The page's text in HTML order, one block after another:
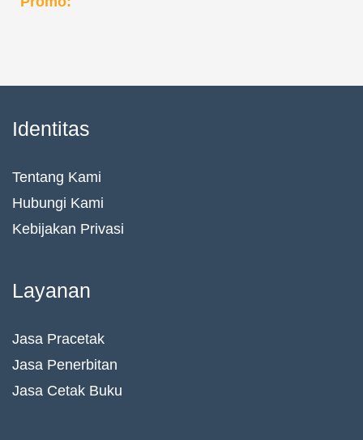
Identitas
Tentang Kami
Hubungi Kami
Kebijakan Privasi
Layanan
Jasa Pracetak
Jasa Penerbitan
Jasa Cetak Buku